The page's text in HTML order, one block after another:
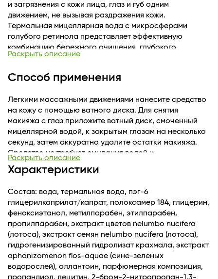
и загрязнения с кожи лица, глаз и губ одним
движением, не вызывая раздражения кожи.
Термальная мицеллярная вода с микросферами
голубого ретинола представляет эффективную
комбинацию бережного очищения, глубокого
увлажнения и корректирующего ухода.
очищают, захватывают и удаляют малейшие частички
деликатной области вокруг глаз.
Раскрыть описание
Способ применения
Легкими массажными движениями нанесите средство
на кожу с помощью ватного диска. Для снятия
макияжа с глаз приложите ватный диск, смоченный
мицеллярной водой, к закрытым глазам на несколько
секунд, затем аккуратно удалите остатки макияжа.
Средство не требует смывания водой и
дополнительного умывания.
Раскрыть описание
Характеристики
Состав: вода, термальная вода, пэг-6
глицерилкаприлат/капрат, полоксамер 184, глицерин,
феноксиэтанол, метилпарабен, этилпарабен,
пропилпарабен, экстракт цветов nelumbo nucifera
(лотоса), экстракт семян nelumbo nucifera (лотоса),
гидрогенизированный гидролизат крахмала, экстракт
aphanizomenon flos-aquae (сине-зеленых
водорослей), аллантоин, парфюмерная композиция,
пропандиол, лецитин, 2-бром-2-нитропропан-1,3-